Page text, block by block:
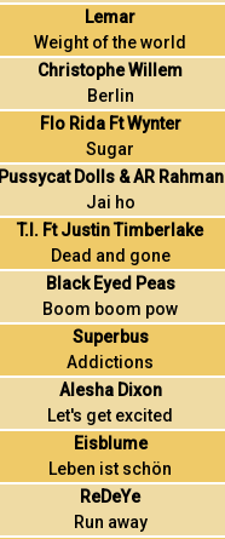
Lemar
Weight of the world
Christophe Willem
Berlin
Flo Rida Ft Wynter
Sugar
Pussycat Dolls & AR Rahman
Jai ho
T.I. Ft Justin Timberlake
Dead and gone
Black Eyed Peas
Boom boom pow
Superbus
Addictions
Alesha Dixon
Let's get excited
Eisblume
Leben ist schön
ReDeYe
Run away